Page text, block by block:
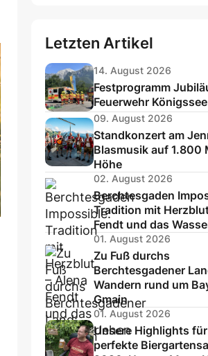
Letzten Artikel
14. August 2026
Festprogramm
Feuerwehr
09. August 2026
Standkonzert am
Blasmusik auf 1.800
Höhe
02. August 2026
Berchtesgaden
Tradition mit
Fendt und das
01. August 2026
Zu Fuß durchs
Berchtesgadener
Wandern rund um
Gmain
01. August 2026
Unsere Highlights
perfekte